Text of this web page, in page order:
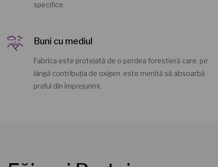
specifice.
Buni cu mediul
Fabrica este protejată de o perdea forestieră care, pe
lângă contribuția de oxigen, este menită să absoarbă
praful din împrejurimi.